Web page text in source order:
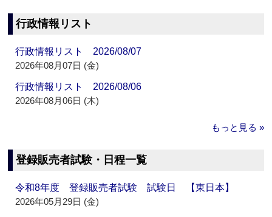
行政情報リスト
行政情報リスト 2026/08/07
2026年08月07日 (金)
行政情報リスト 2026/08/06
2026年08月06日 (木)
もっと見る »
登録販売者試験・日程一覧
令和8年度 登録販売者試験 試験日 【東日本】
2026年05月29日 (金)